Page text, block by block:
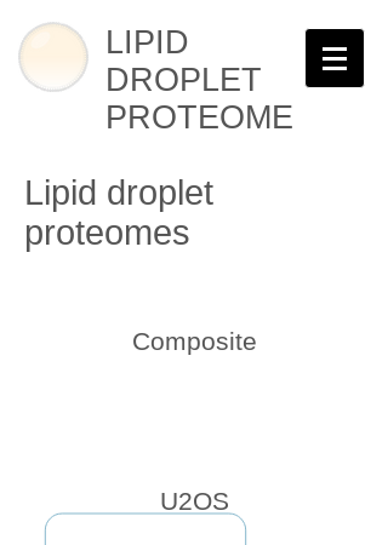
LIPID
DROPLET
PROTEOME
Composite
Lipid droplet
proteomes
U2OS